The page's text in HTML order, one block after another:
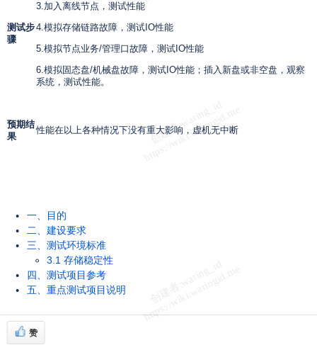
测试步
骤
3.加入离线节点，测试性能
4.模拟存储链路故障，测试IO性能
5.模拟节点业务/管理口故障，测试IO性能
6.模拟固态盘/机械盘故障，测试IO性能；插入新盘或非空盘，观察
系统，测试性能。
预期结
果
性能在以上各种情况下没有重大影响，虚机无中断
一、目的
二、建设要求
三、测试环境标准
3.1 存储稳定性
四、测试项目参考
五、重点测试项目说明
赞